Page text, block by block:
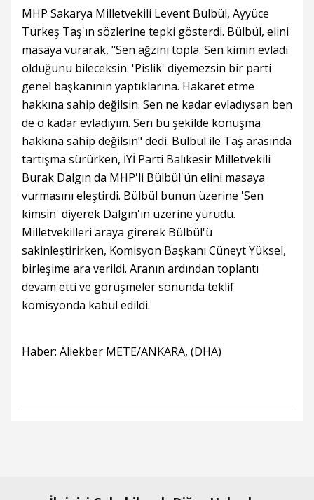
MHP Sakarya Milletvekili Levent Bülbül, Ayyüce
Türkeş Taş'ın sözlerine tepki gösterdi. Bülbül, elini
masaya vurarak, "Sen ağzını topla. Sen kimin evladı
olduğunu bileceksin. 'Pislik' diyemezsin bir parti
genel başkanının yaptıklarına. Hakaret etme
hakkına sahip değilsin. Sen ne kadar evladıysan ben
de o kadar evladıyım. Sen bu şekilde konuşma
hakkına sahip değilsin" dedi. Bülbül ile Taş arasında
tartışma sürürken, İYİ Parti Balıkesir Milletvekili
Burak Dalgın da MHP'li Bülbül'ün elini masaya
vurmasını eleştirdi. Bülbül bunun üzerine 'Sen
kimsin' diyerek Dalgın'ın üzerine yürüdü.
Milletvekilleri araya girerek Bülbül'ü
sakinleştirirken, Komisyon Başkanı Cüneyt Yüksel,
birleşime ara verildi. Aranın ardından toplantı
devam etti ve görüşmeler sonunda teklif
komisyonda kabul edildi.
Haber: Aliekber METE/ANKARA, (DHA)